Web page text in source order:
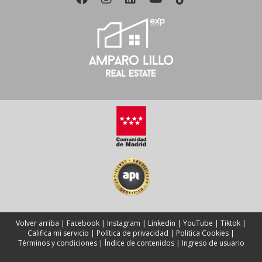
asegúrate de limpiar cualquier rastro que puedan dejar
atrás; esto ayudará a crear un ambiente más neutro para
los potenciales compradores. Recuerda siempre que
cada detalle cuenta al momento de mostrar tu vivienda;
¡Descarga mi Guía gratuita para propietarios y descubre cómo
preparar tu vivienda para conquistar al comprador ideal!
Volver arriba | Facebook | Instagram | Linkedin | YouTube | Tiktok |
Califica mi servicio | Política de privacidad | Politica Cookies |
Términos y condiciones| Índice de contenidos| Ingreso de usuario